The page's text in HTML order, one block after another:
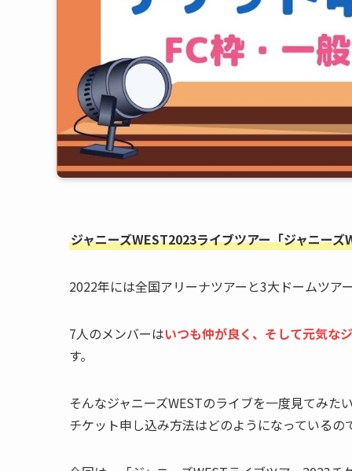
ジャニーズWEST2023ライブツアー「ジャニー
2022年には全国アリーナツアーと3大ドームツア
7人のメンバーはいつも仲が良く、そして元気な
す。
そんなジャニーズWESTのライブを一度見てみ
チケット申し込み方法はどのようになっているの